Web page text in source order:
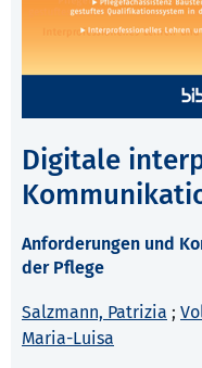
Digitale
Anforderungen und
der Pflege
Salzmann, Patrizia ;
Maria-Luisa